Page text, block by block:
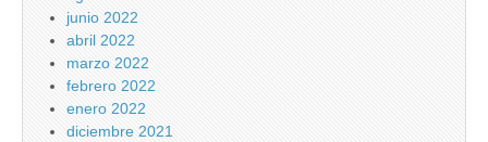
junio 2022
abril 2022
marzo 2022
febrero 2022
enero 2022
diciembre 2021